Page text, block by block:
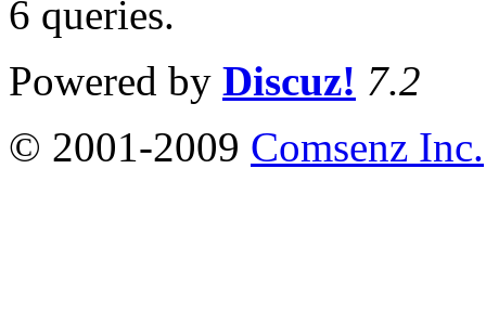
6 queries.
Powered by Discuz! 7.2
© 2001-2009 Comsenz Inc.